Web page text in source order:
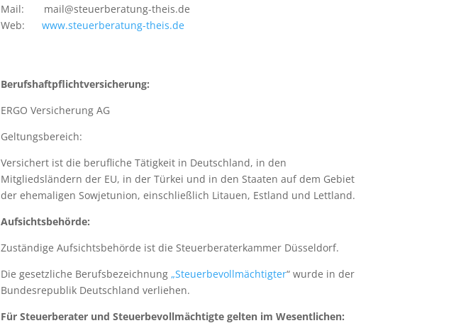
Mail: mail@steuerberatung-theis.de
Web: www.steuerberatung-theis.de
Berufshaftpflichtversicherung:
ERGO Versicherung AG
Geltungsbereich:
Versichert ist die berufliche Tätigkeit in Deutschland, in den
Mitgliedsländern der EU, in der Türkei und in den Staaten auf dem Gebiet
der ehemaligen Sowjetunion, einschließlich Litauen, Estland und Lettland.
Aufsichtsbehörde:
Zuständige Aufsichtsbehörde ist die Steuerberaterkammer Düsseldorf.
Die gesetzliche Berufsbezeichnung „Steuerbevollmächtigter“ wurde in der
Bundesrepublik Deutschland verliehen.
Für Steuerberater und Steuerbevollmächtigte gelten im Wesentlichen: